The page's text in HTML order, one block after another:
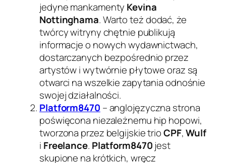
jedyne mankamenty Kevina
Nottinghama. Warto też dodać, że
twórcy witryny chętnie publikują
informacje o nowych wydawnictwach,
dostarczanych bezpośrednio przez
artystów i wytwórnie płytowe oraz są
otwarci na wszelkie zapytania odnośnie
swojej działalności.
Platform8470 – anglojęzyczna strona
poświęcona niezależnemu hip hopowi,
tworzona przez belgijskie trioCPF,Wulf
i Freelance. Platform8470jest
skupione na krótkich, wręcz